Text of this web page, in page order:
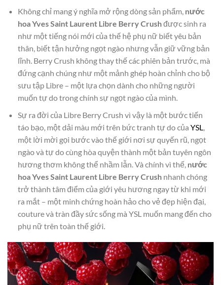
Không chỉ mang ý nghĩa mở rộng dòng sản phẩm, nước
hoa Yves Saint Laurent Libre Berry Crushđược sinh ra
như một tiếng nói mới của thế hệ phụ nữ biết yêu bản
thân, biết tận hưởng ngọt ngào nhưng vẫn giữ vững bản
lĩnh. Berry Crush không thay thế các phiên bản trước, mà
đứng cạnh chúng như một mảnh ghép hoàn chỉnh cho bộ
sưu tập Libre – một lựa chọn dành cho những người
muốn tự do trong chính sự ngọt ngào của mình.
Sự ra đời của Libre Berry Crush vì vậy là một bước tiến
táo bạo, một dải màu mới trên bức tranh tự do của YSL
một lời mời gọi bước vào thế giới nơi sự quyến rũ, ngọt
ngào và tự do cùng hòa quyện thành một bản tuyên ngôn
hương thơm không thể nhầm lẫn. Và chính vì thế, nước
hoa Yves Saint Laurent Libre Berry Crushnhanh chóng
trở thành tâm điểm của giới yêu hương ngay từ khi mới
ra mắt – một minh chứng hoàn hảo cho vẻ đẹp hiện đại,
couture và tràn đầy sức sống mà YSL muốn mang đến cho
phụ nữ trên toàn thế giới.